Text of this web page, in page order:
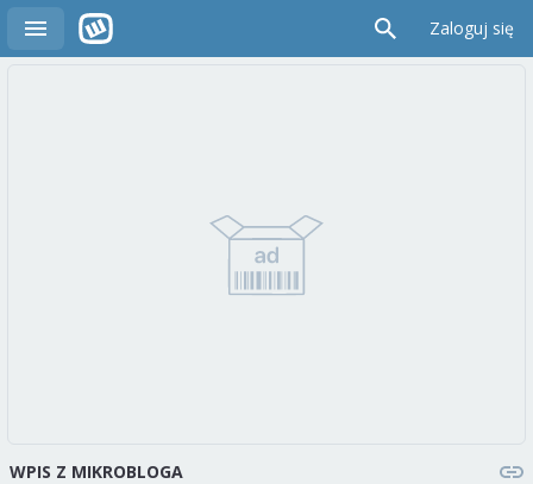
Zaloguj się
WPIS Z MIKROBLOGA